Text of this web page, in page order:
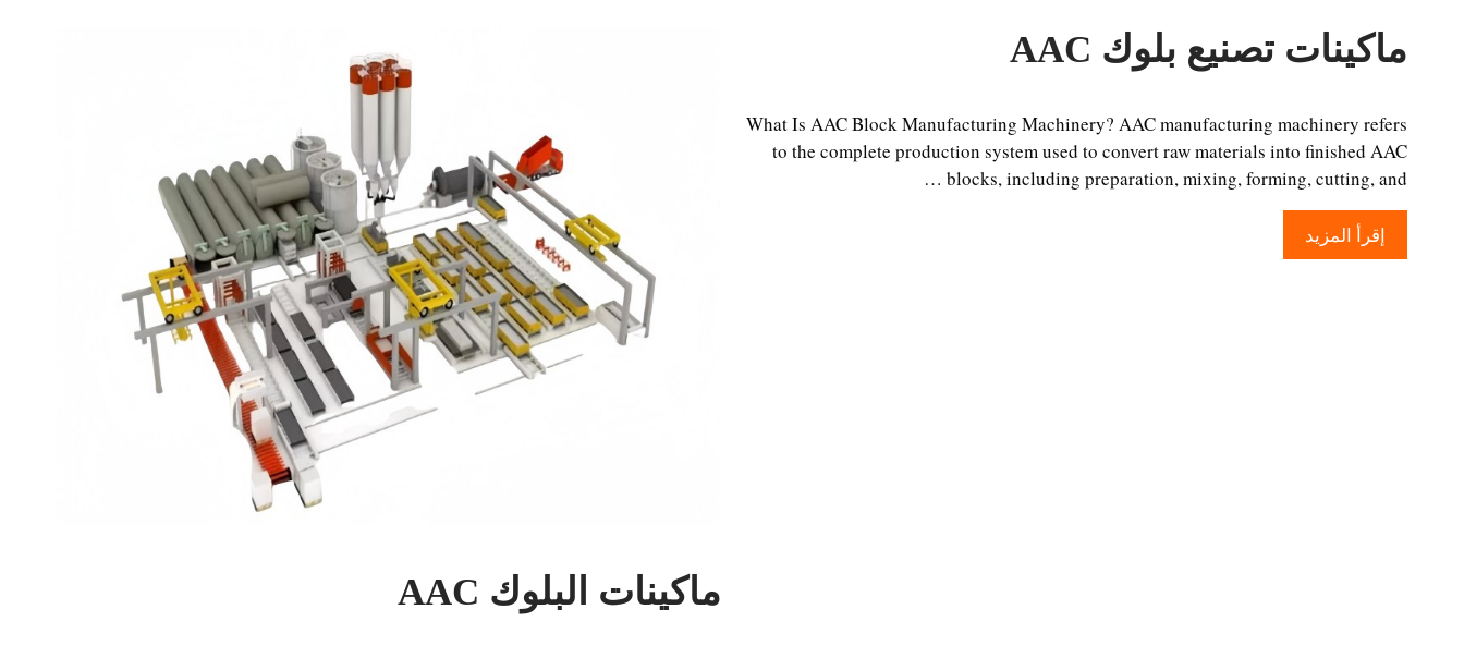
ماكينات تصنيع بلوك AAC
What Is AAC Block Manufacturing Machinery? AAC manufacturing machinery refers
to the complete production system used to convert raw materials into finished AAC
blocks, including preparation, mixing, forming, cutting, and …
إقرأ المزيد
ماكينات البلوك AAC